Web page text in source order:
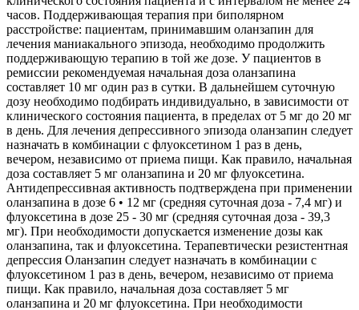
часов. Поддерживающая терапия при биполярном
расстройстве: пациентам, принимавшим оланзапин для
лечения маниакального эпизода, необходимо продолжить
поддерживающую терапию в той же дозе. У пациентов в
ремиссии рекомендуемая начальная доза оланзапина
составляет 10 мг один раз в сутки. В дальнейшем суточную
дозу необходимо подбирать индивидуально, в зависимости от
клинического состояния пациента, в пределах от 5 мг до 20 мг
в день. Для лечения депрессивного эпизода оланзапин следует
назначать в комбинации с флуоксетином 1 раз в день,
вечером, независимо от приема пищи. Как правило, начальная
доза составляет 5 мг оланзапина и 20 мг флуоксетина.
Антидепрессивная активность подтверждена при применении
оланзапина в дозе 6 • 12 мг (средняя суточная доза - 7,4 мг) и
флуоксетина в дозе 25 - 30 мг (средняя суточная доза - 39,3
мг). При необходимости допускается изменение дозы как
оланзапина, так и флуоксетина. Терапевтически резистентная
депрессия Оланзапин следует назначать в комбинации с
флуоксетином 1 раз в день, вечером, независимо от приема
пищи. Как правило, начальная доза составляет 5 мг
оланзапина и 20 мг флуоксетина. При необходимости